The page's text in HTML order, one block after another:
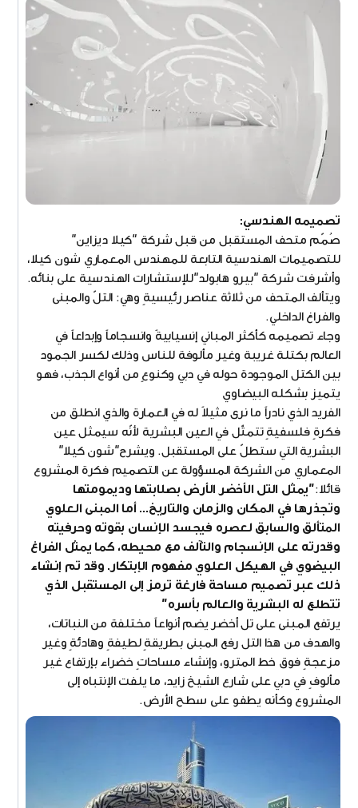
تصميمه الهندسي:
صُمّم متحف المستقبل من قبل شركة "كيلا ديزاين"
للتصميمات الهندسية التابعة للمهندس المعماري شون كيلا،
وأشرفت شركة "بيرو هابولد"للإستشارات الهندسية على بنائه.
ويتألف المتحف من ثلاثة عناصر رئيسيةٍ وهي: التلّ والمبنى
والفراغ الداخلي.
وجاء تصميمه كأكثر المباني إنسيابيةً وانسجاماً وإبداعاً في
العالم بكتلة غريبة وغير مألوفة للناس وذلك لكسر الجمود
بين الكتل الموجودة حوله في دبي وكنوعٍ من أنواع الجذب، فهو
يتميز بشكله البيضاوي
الفريد الذي نادراً ما نرى مثيلاً له في العمارة والذي انطلق من
فكرةٍ فلسفيةٍ تتمثّل في العين البشرية لأنّه سيمثل عين
البشرية التي ستطلّ على المستقبل. ويشرح"شون كيلا"
المعماري من الشركة المسؤولة عن التصميم فكرة المشروع
قائلا:"يمثل التل الأخضر الأرض بصلابتها وديمومتها
وتجذرها في المكان والزمان والتاريخ... أما المبنى العلوي
المتألق والسابق لعصره فيجسد الإنسان بقوته وحرفيته
وقدرته على الإنسجام والتآلف مع محيطه، كما يمثل الفراغ
البيضوي في الهيكل العلوي مفهوم الإبتكار. وقد تم إنشاء
ذلك عبر تصميم مساحة فارغة ترمز إلى المستقبل الذي
تتطلع له البشرية والعالم بأسره"
يرتفع المبنى على تل أخضر يضم أنواعاً مختلفة من النباتات،
والهدف من هذا التل رفع المبنى بطريقةٍ لطيفةٍ وهادئةٍ وغير
مزعجةٍ فوق خط المترو، وإنشاء مساحاتٍ خضراء بإرتفاع غير
مألوفٍ في دبي على شارع الشيخ زايد، ما يلفت الإنتباه إلى
المشروع وكأنه يطفو على سطح الأرض.